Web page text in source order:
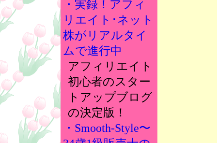
・実録！アフィ
リエイト･ネット
株がリアルタイ
ムで進行中
アフィリエイト
初心者のスター
トアップブログ
の決定版！
・Smooth-Style〜